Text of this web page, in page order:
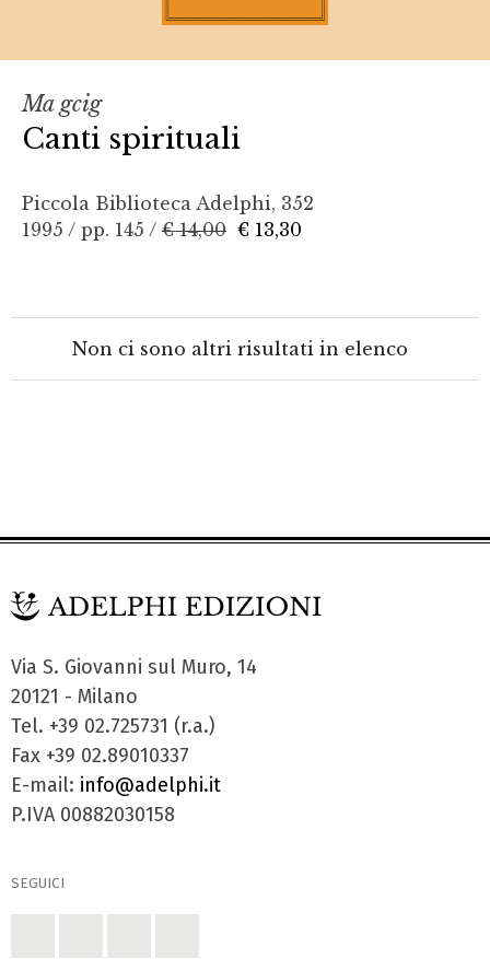
Ma gcig
Canti spirituali
Piccola Biblioteca Adelphi, 352
1995 / pp. 145 / € 14,00 € 13,30
Non ci sono altri risultati in elenco
Via S. Giovanni sul Muro, 14
20121 - Milano
Tel. +39 02.725731 (r.a.)
Fax +39 02.89010337
E-mail: info@adelphi.it
P.IVA 00882030158
SEGUICI